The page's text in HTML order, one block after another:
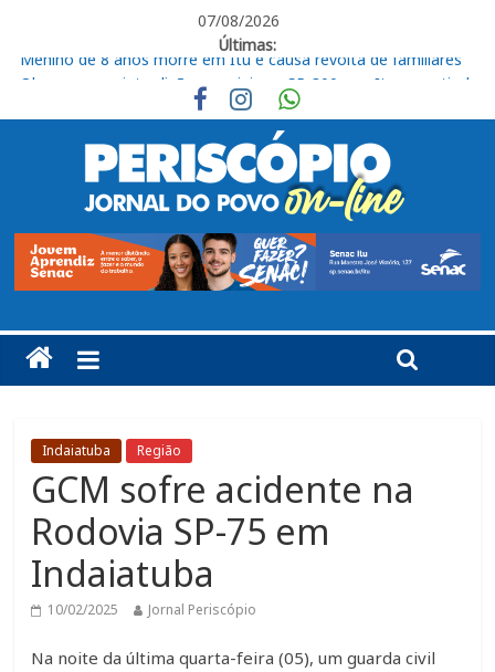
07/08/2026
Últimas:
Obra provoca interdições parciais na SP-300, em Itu, a partir de
Requerimento para analisar suspeições em processo contra
Moacir Cova é rejeitado
Livro “Roberto de Francisco, organista em Itu” será lançado
nesta sexta
CEUNSP apresenta novos espaços do Bloco K no Campus
Salto
Menino de 8 anos morre em Itu e causa revolta de familiares
Indaiatuba Região
GCM sofre acidente na
Rodovia SP-75 em
Indaiatuba
10/02/2025 Jornal Periscópio
Na noite da última quarta-feira (05), um guarda civil